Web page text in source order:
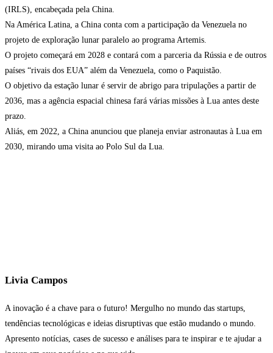
(IRLS), encabeçada pela China.
Na América Latina, a China conta com a participação da Venezuela no
projeto de exploração lunar paralelo ao programa Artemis.
O projeto começará em 2028 e contará com a parceria da Rússia e de outros
países “rivais dos EUA” além da Venezuela, como o Paquistão.
O objetivo da estação lunar é servir de abrigo para tripulações a partir de
2036, mas a agência espacial chinesa fará várias missões à Lua antes deste
prazo.
Aliás, em 2022, a China anunciou que planeja enviar astronautas à Lua em
2030, mirando uma visita ao Polo Sul da Lua.
Livia Campos
A inovação é a chave para o futuro! Mergulho no mundo das startups,
tendências tecnológicas e ideias disruptivas que estão mudando o mundo.
Apresento notícias, cases de sucesso e análises para te inspirar e te ajudar a